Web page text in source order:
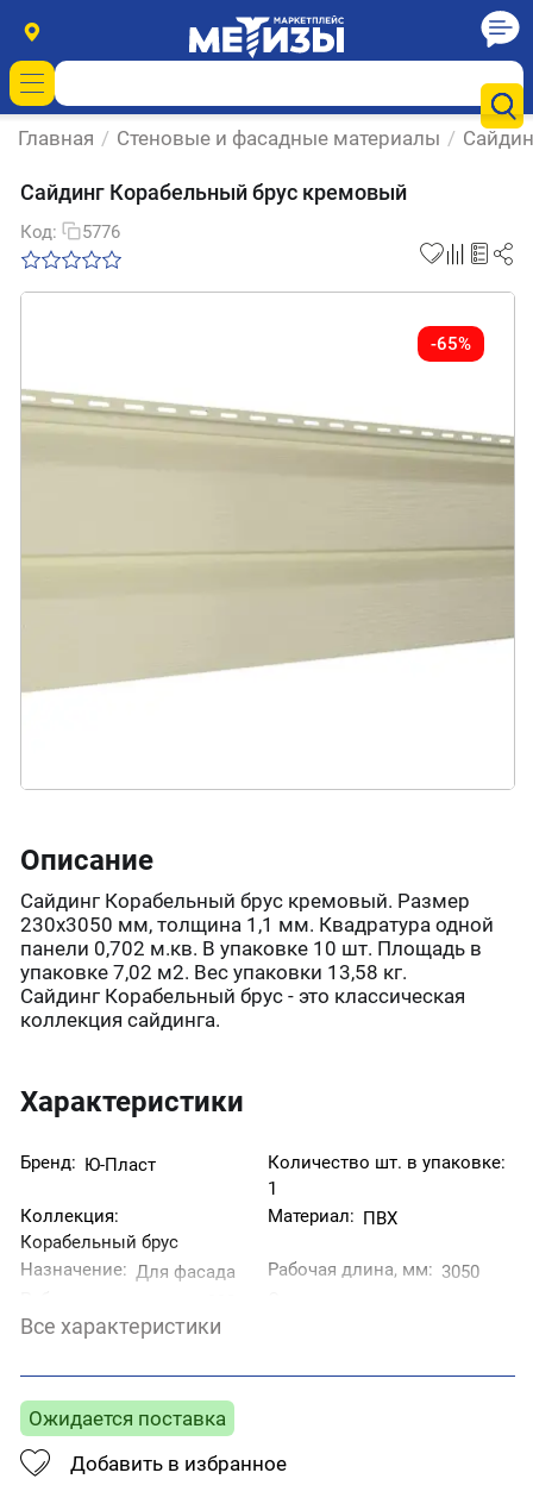
Главная / Стеновые и фасадные материалы /
Сайдинг Корабельный брус кремовый
Код: 5776
-65%
Описание
Сайдинг Корабельный брус кремовый. Размер
230х3050 мм, толщина 1,1 мм. Квадратура одной
панели 0,702 м.кв. В упаковке 10 шт. Площадь в
упаковке 7,02 м2. Вес упаковки 13,58 кг.
Сайдинг Корабельный брус - это классическая
коллекция сайдинга.
Характеристики
Бренд: Ю-Пласт
Количество шт. в упаковке:
1
Коллекция:
Корабельный брус
Материал: ПВХ
Назначение: Для фасада Рабочая длина, мм: 3050
Цвет:
Все характеристики
Ожидается поставка
Добавить в избранное